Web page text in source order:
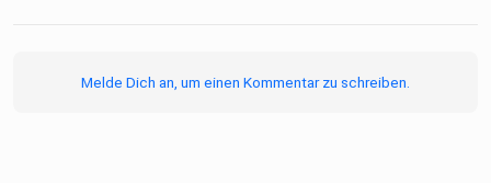
Melde Dich an, um einen Kommentar zu schreiben.